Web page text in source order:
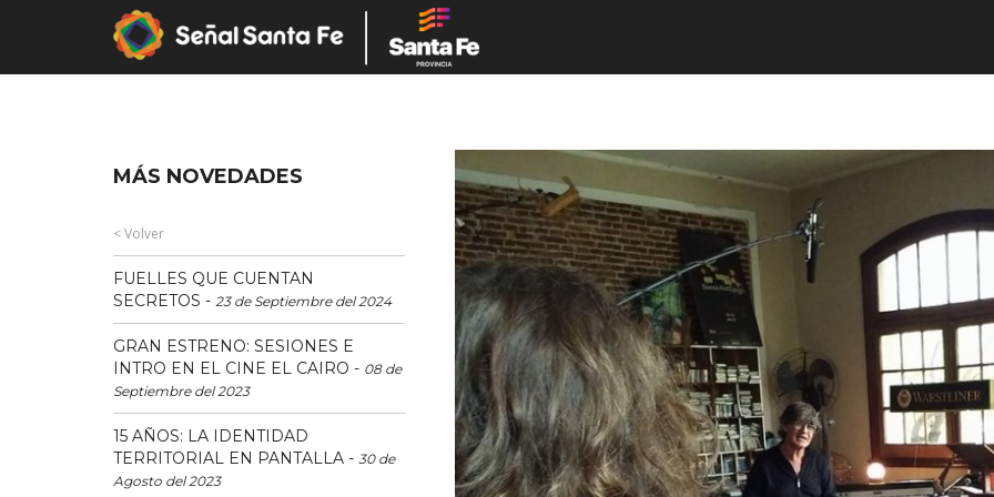
MÁS NOVEDADES
< Volver
FUELLES QUE CUENTAN
SECRETOS - 23 de Septiembre del 2024
GRAN ESTRENO: SESIONES E
INTRO EN EL CINE EL CAIRO - 08 de
Septiembre del 2023
15 AÑOS: LA IDENTIDAD
TERRITORIAL EN PANTALLA - 30 de
Agosto del 2023